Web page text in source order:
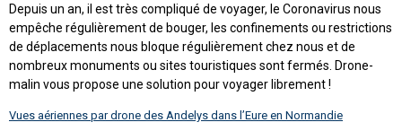
Depuis un an, il est très compliqué de voyager, le Coronavirus nous
empêche régulièrement de bouger, les confinements ou restrictions
de déplacements nous bloque régulièrement chez nous et de
nombreux monuments ou sites touristiques sont fermés. Drone-
malin vous propose une solution pour voyager librement !
Vues aériennes par drone des Andelys dans l’Eure en Normandie